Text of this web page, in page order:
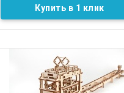
Купить в 1 клик